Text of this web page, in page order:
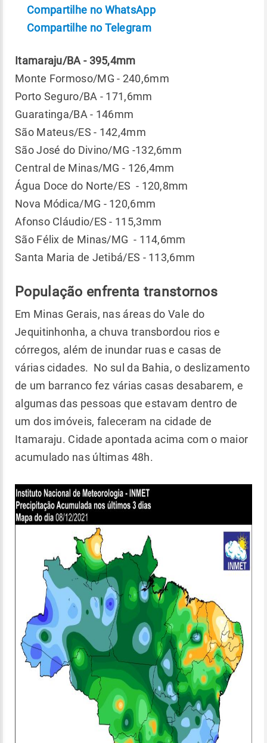
Compartilhe no WhatsApp
Compartilhe no Telegram
Itamaraju/BA - 395,4mm
Monte Formoso/MG - 240,6mm
Porto Seguro/BA - 171,6mm
Guaratinga/BA - 146mm
São Mateus/ES - 142,4mm
São José do Divino/MG -132,6mm
Central de Minas/MG - 126,4mm
Água Doce do Norte/ES - 120,8mm
Nova Módica/MG - 120,6mm
Afonso Cláudio/ES - 115,3mm
São Félix de Minas/MG - 114,6mm
Santa Maria de Jetibá/ES - 113,6mm
População enfrenta transtornos
Em Minas Gerais, nas áreas do Vale do
Jequitinhonha, a chuva transbordou rios e
córregos, além de inundar ruas e casas de
várias cidades. No sul da Bahia, o deslizamento
de um barranco fez várias casas desabarem, e
algumas das pessoas que estavam dentro de
um dos imóveis, faleceram na cidade de
Itamaraju. Cidade apontada acima com o maior
acumulado nas últimas 48h.